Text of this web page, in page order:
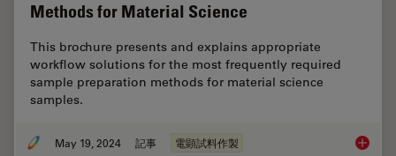
Methods for Material Science
This brochure presents and explains appropriate
workflow solutions for the most frequently required
sample preparation methods for material science
samples.
May 19, 2024 記事 電顕試料作製